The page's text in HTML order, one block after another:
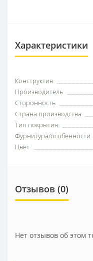
Характеристики
Конструктив
Производитель
Сторонность
Страна производства
Тип покрытия
Фурнитура/особенности
Цвет
Отзывов (0)
Нет отзывов об этом